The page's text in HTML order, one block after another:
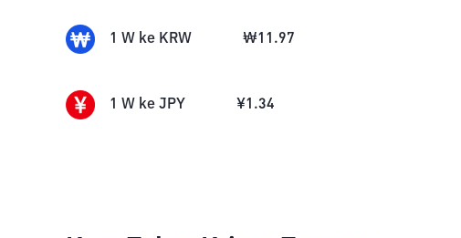
1 W ke KRW ₩11.97
1 W ke JPY ¥1.34